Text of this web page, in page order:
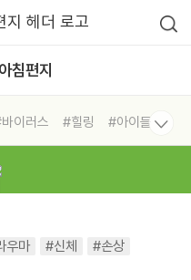
침편지
이러스 #힐링
#아이들
우마 #신체
#손상